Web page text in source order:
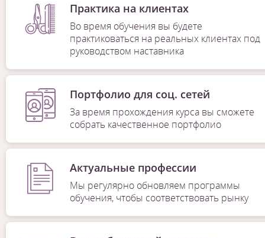
Практика на клиентах
Во время обучения вы будете
практиковаться на реальных клиентах под
руководством наставника
Портфолио для соц. сетей
За время прохождения курса вы сможете
собрать качественное портфолио
Актуальные профессии
Мы регулярно обновляем программы
обучения, чтобы соответствовать рынку